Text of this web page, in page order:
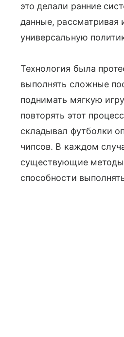
это делали ранние
данные, рассматривая
универсальную
Технология была
выполнять сложные
поднимать мягкую
повторять этот
складывал футболки
чипсов. В каждом
существующие методы
способности